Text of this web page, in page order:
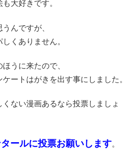
大好きです。
んですが、
くありません。
うに来たので、
ートはがきを出す事にしました。
ない漫画あるなら投票しましょ
ールに投票お願いします。